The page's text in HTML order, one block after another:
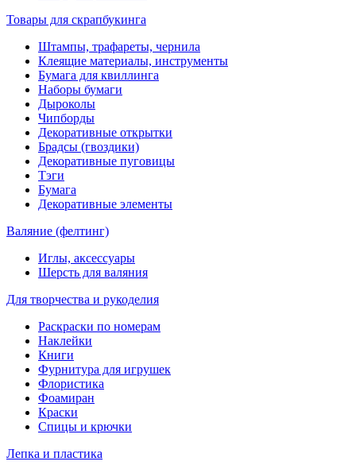
Товары для скрапбукинга
Штампы, трафареты, чернила
Клеящие материалы, инструменты
Бумага для квиллинга
Наборы бумаги
Дыроколы
Чипборды
Декоративные открытки
Брадсы (гвоздики)
Декоративные пуговицы
Тэги
Бумага
Декоративные элементы
Валяние (фелтинг)
Иглы, аксессуары
Шерсть для валяния
Для творчества и рукоделия
Раскраски по номерам
Наклейки
Книги
Фурнитура для игрушек
Флористика
Фоамиран
Краски
Спицы и крючки
Лепка и пластика